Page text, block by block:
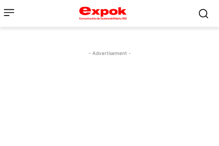
- Advertisement -